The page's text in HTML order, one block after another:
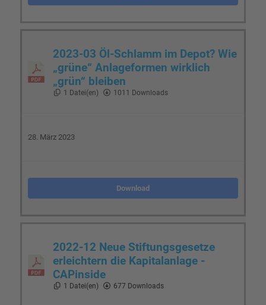
2023-03 Öl-Schlamm im Depot? Wie
„grüne“ Anlageformen wirklich
„grün“ bleiben
1 Datei(en) 1011 Downloads
28. März 2023
Download
2022-12 Neue Stiftungsgesetze
erleichtern die Kapitalanlage -
CAPinside
1 Datei(en) 677 Downloads